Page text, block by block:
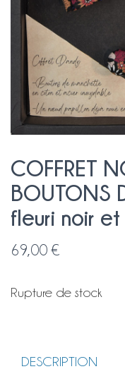
COFFRET
BOUTONS
fleuri noir
69,00€
Rupture de stock
DESCRIPTION